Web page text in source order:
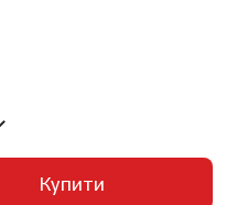
Купити